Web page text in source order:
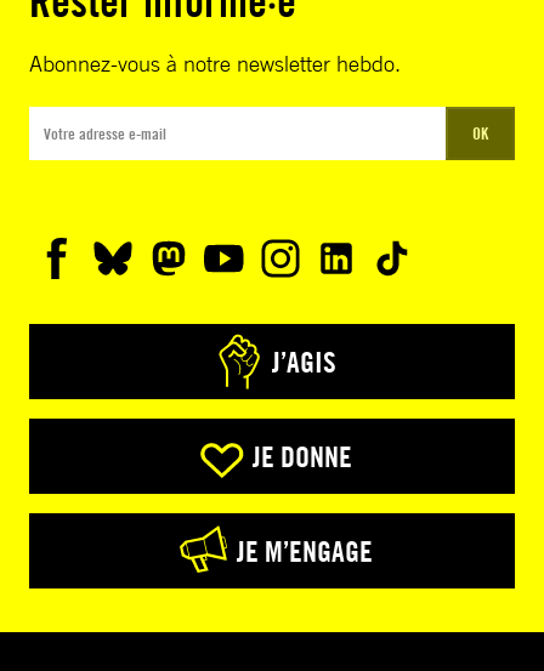
Abonnez-vous à notre newsletter hebdo.
OK
J’AGIS
JE DONNE
JE M’ENGAGE